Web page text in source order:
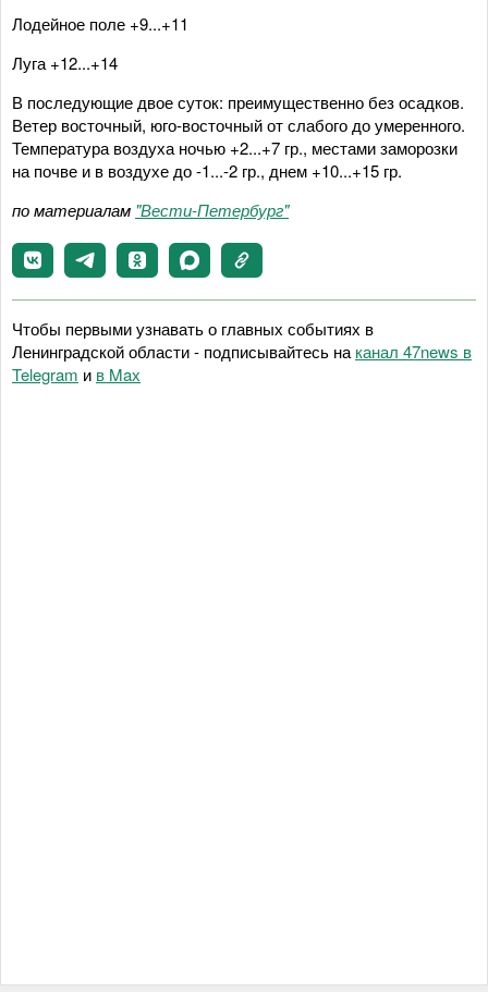
Лодейное поле +9...+11
Луга +12...+14
В последующие двое суток: преимущественно без осадков.
Ветер восточный, юго-восточный от слабого до умеренного.
Температура воздуха ночью +2...+7 гр., местами заморозки
на почве и в воздухе до -1...-2 гр., днем +10...+15 гр.
по материалам "Вести-Петербург"
Чтобы первыми узнавать о главных событиях в
Ленинградской области - подписывайтесь на канал 47news в
Telegram и в Maх